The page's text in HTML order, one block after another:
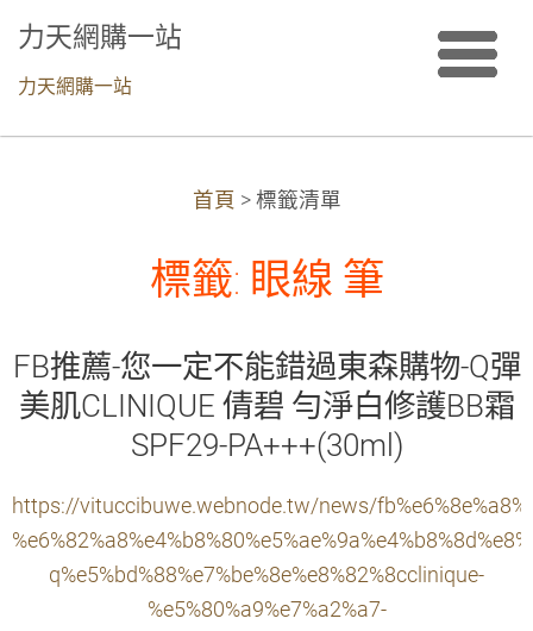
力天網購一站
力天網購一站
首頁 > 標籤清單
標籤: 眼線 筆
FB推薦-您一定不能錯過東森購物-Q彈
美肌CLINIQUE 倩碧 勻淨白修護BB霜
SPF29-PA+++(30ml)
https://vituccibuwe.webnode.tw/news/
q%e5%bd%88%e7%be%8e%e8%82%8cclinique-
%e5%80%a9%e7%a2%a7-